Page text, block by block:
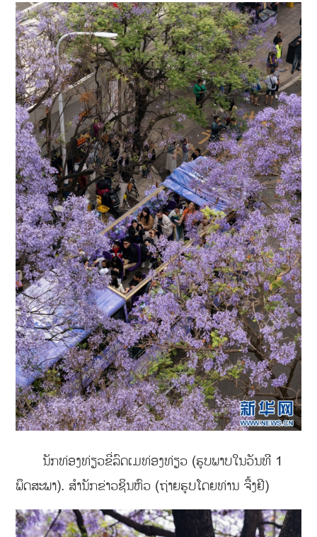
ນັກທ່ອງທ່ຽວຂີ່ລົດເມທ່ອງທ່ຽວ (ຮູບພາບໃນວັນທີ 1
ພຶດສະພາ). ສຳນັກຂ່າວຊິນຫົວ (ຖ່າຍຮູບໂດຍທ່ານ ຈື້ງຢີ)